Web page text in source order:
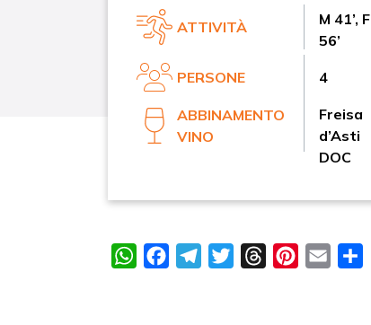
ATTIVITÀ
M 41’, F
56’
PERSONE 4
ABBINAMENTO
VINO
Freisa
d’Asti
DOC
WhatsAppFacebookTelegramTwitterThreadsPinterest
Email